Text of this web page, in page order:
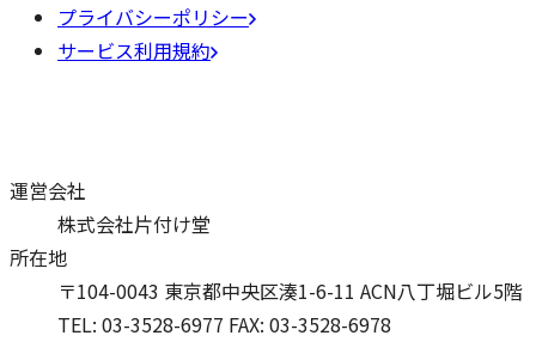
プライバシーポリシー
サービス利用規約
運営会社
株式会社片付け堂
所在地
〒104-0043 東京都中央区湊1-6-11 ACN八丁堀ビル5階
TEL: 03-3528-6977 FAX: 03-3528-6978